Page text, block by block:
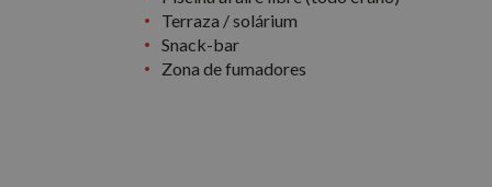
Terraza / solárium
Snack-bar
Zona de fumadores
Nombre